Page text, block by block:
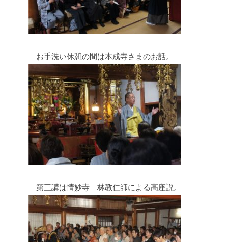
お手洗い休憩の間は本成寺さまのお話。
第三講は情妙寺 林教仁師による高座説。